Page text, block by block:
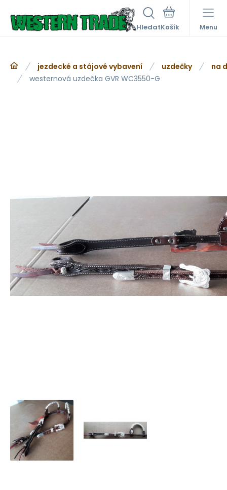
Hledat Menu
jezdecké a stájové vybavení uzdečky
na
westernová uzdečka GVR WC3550-G